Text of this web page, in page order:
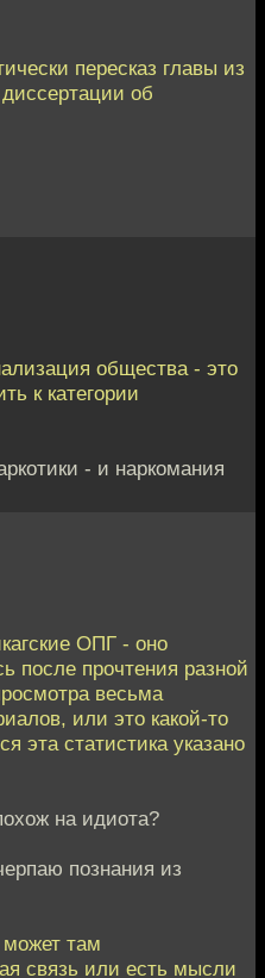
пересказ главы из
об
общества - это
к категории
- и наркомания
ОПГ - оно
после прочтения разной
весьма
или это какой-то
эта статистика указано
на идиота?
познания из
там
связь или есть мысли